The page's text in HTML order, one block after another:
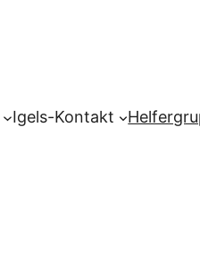
Igels-Kontakt